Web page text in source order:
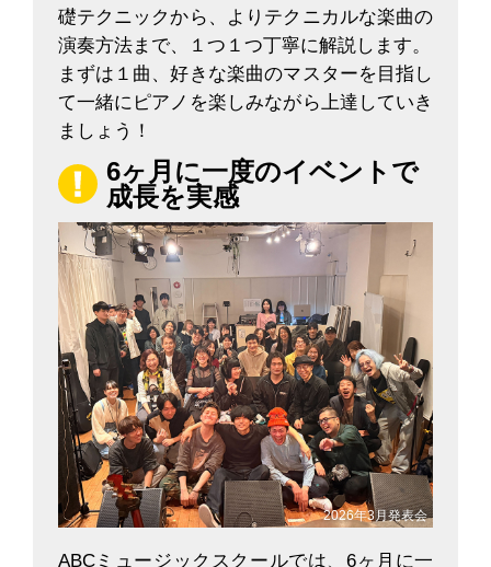
礎テクニックから、よりテクニカルな楽曲の
演奏方法まで、１つ１つ丁寧に解説します。
まずは１曲、好きな楽曲のマスターを目指し
て一緒にピアノを楽しみながら上達していき
ましょう！
6ヶ月に一度のイベントで
成長を実感
2026年3月発表会
ABCミュージックスクールでは、6ヶ月に一